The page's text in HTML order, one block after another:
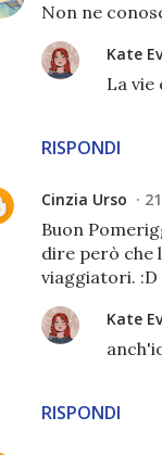
Non ne
RISPONDI
Kate
La vie
Cinzia Urso
Buon
dire però che
viaggiatori. :D
RISPONDI
Kate